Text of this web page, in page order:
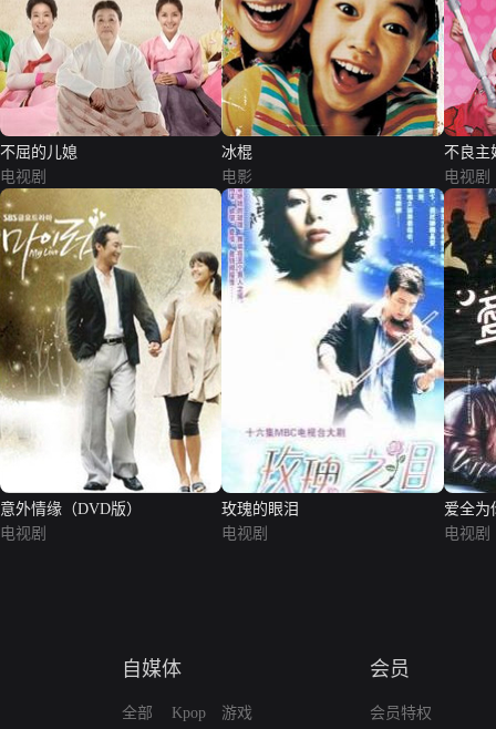
不屈的儿媳
电视剧
冰棍
电影
不良主
电视剧
意外情缘（DVD版）
电视剧
玫瑰的眼泪
电视剧
爱全为
电视剧
自媒体
全部
Kpop
游戏
会员
会员特权